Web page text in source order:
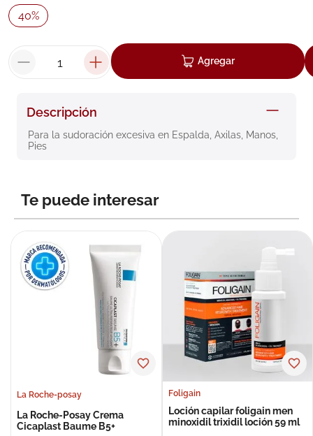
40%
Agregar
Descripción
Para la sudoración excesiva en Espalda, Axilas, Manos,
Pies
Te puede interesar
La Roche-posay
La Roche-Posay Crema
Cicaplast Baume B5+
Foligain
Loción capilar foligain men
minoxidil trixidil loción 59 ml
4. pilexil
degraler
8. roche posay
9. isdin